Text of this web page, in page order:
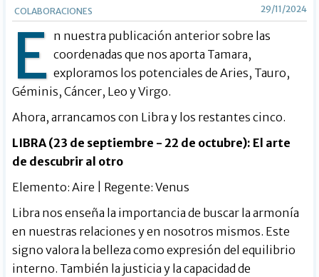
COLABORACIONES 29/11/2024
E n nuestra publicación anterior sobre las
coordenadas que nos aporta Tamara,
exploramos los potenciales de Aries, Tauro,
Géminis, Cáncer, Leo y Virgo.
Ahora, arrancamos con Libra y los restantes cinco.
LIBRA (23 de septiembre - 22 de octubre): El arte
de descubrir al otro
Elemento: Aire | Regente: Venus
Libra nos enseña la importancia de buscar la armonía
en nuestras relaciones y en nosotros mismos. Este
signo valora la belleza como expresión del equilibrio
interno. También la justicia y la capacidad de